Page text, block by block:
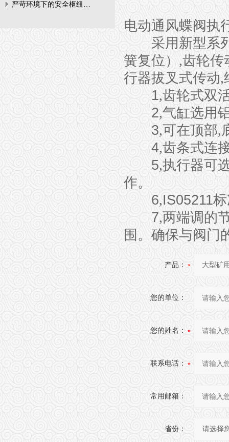
严苛环境下的安全枢纽：矿用隔爆型电动闸阀的技术剖析
电动通风蝶阀执
采用新型系
簧复位）,齿轮传
行器拔叉式传动,
1,齿轮式双
2,气缸选用
3,可在顶部,
4,齿条式连
5,执行器可
作。
6,IS05211标
7,两端调的
围 。确保与阀门
产品：
您的单位：
您的姓名：
联系电话：
常用邮箱：
省份：